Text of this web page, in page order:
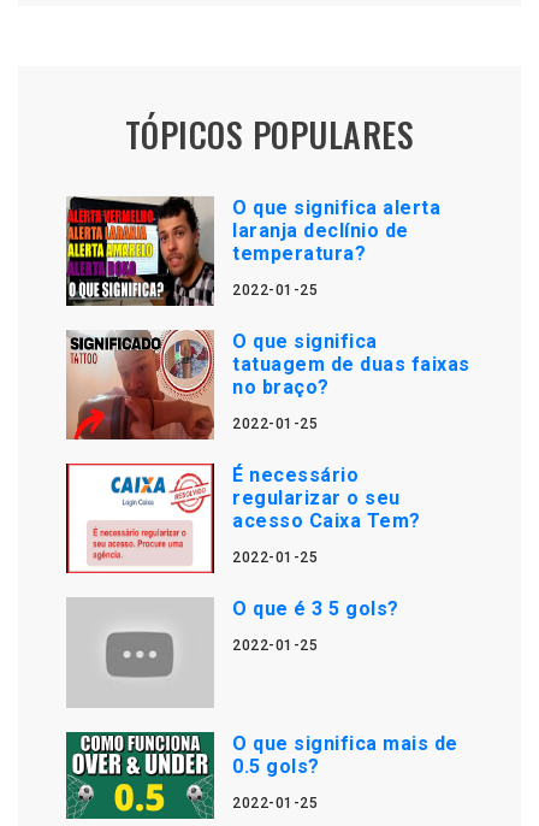
TÓPICOS POPULARES
O que significa alerta
laranja declínio de
temperatura?
2022-01-25
O que significa
tatuagem de duas faixas
no braço?
2022-01-25
É necessário
regularizar o seu
acesso Caixa Tem?
2022-01-25
O que é 3 5 gols?
2022-01-25
O que significa mais de
0.5 gols?
2022-01-25